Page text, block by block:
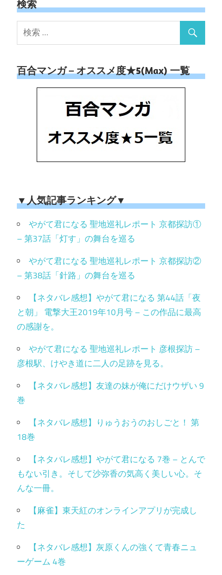
検索
百合マンガ – オススメ度★5(Max) 一覧
▼人気記事ランキング▼
やがて君になる 聖地巡礼レポート 京都探訪①
– 第37話「灯す」の舞台を巡る
やがて君になる 聖地巡礼レポート 京都探訪②
– 第38話「針路」の舞台を巡る
【ネタバレ感想】やがて君になる 第44話「夜
と朝」 電撃大王2019年10月号 – この作品に最高
の感謝を。
やがて君になる 聖地巡礼レポート 彦根探訪 –
彦根駅、けやき道に二人の足跡を見る。
【ネタバレ感想】友達の妹が俺にだけウザい 9
巻
【ネタバレ感想】りゅうおうのおしごと！ 第
18巻
【ネタバレ感想】やがて君になる 7巻 – とんで
もない引き。そして沙弥香の気高く美しい心。そ
んな一冊。
【麻雀】東天紅のオンラインアプリが完成し
た
【ネタバレ感想】灰原くんの強くて青春ニュ
ーゲーム 4巻